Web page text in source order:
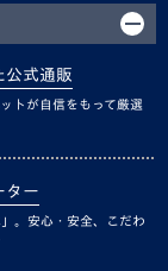
公式通販
トが自信をもって厳選
ター
。安心・安全、こだわ